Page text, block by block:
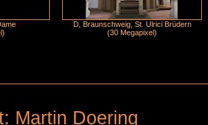
D, Braunschweig, St. Ulrici Brüdern
(30 Megapixel)
Martin Doering